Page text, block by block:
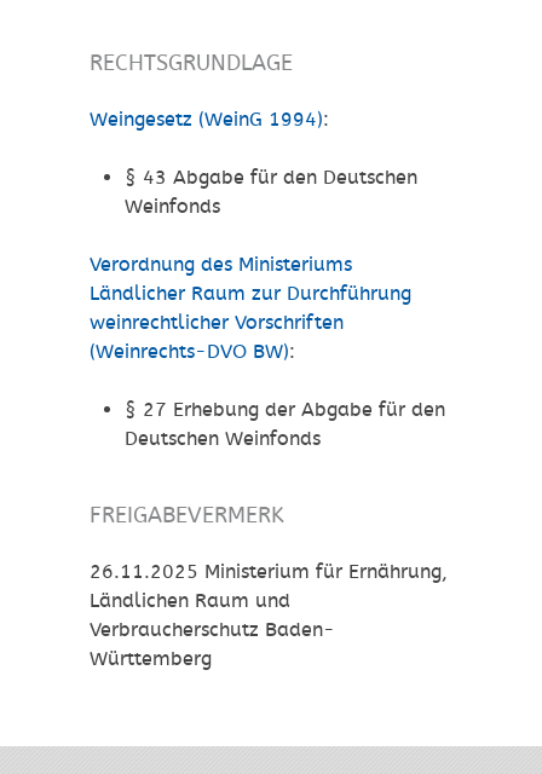
RECHTSGRUNDLAGE
Weingesetz (WeinG 1994):
§ 43 Abgabe für den Deutschen
Weinfonds
Verordnung des Ministeriums
Ländlicher Raum zur Durchführung
weinrechtlicher Vorschriften
(Weinrechts-DVO BW):
§ 27 Erhebung der Abgabe für den
Deutschen Weinfonds
FREIGABEVERMERK
26.11.2025 Ministerium für Ernährung,
Ländlichen Raum und
Verbraucherschutz Baden-
Württemberg